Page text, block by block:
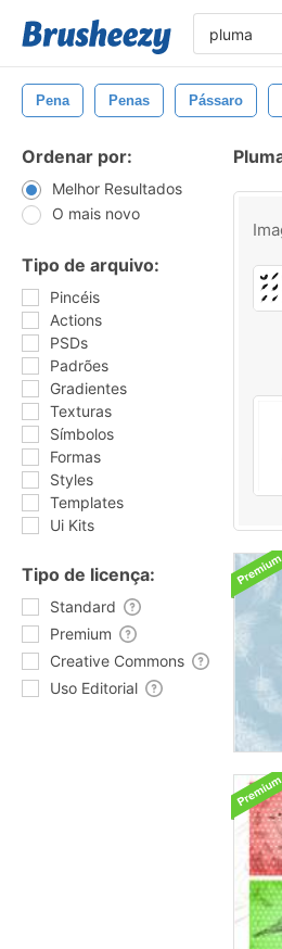
Pena Penas Pássaro
Ordenar por:
Melhor Resultados
O mais novo
Tipo de arquivo:
Pincéis
Actions
PSDs
Padrões
Gradientes
Texturas
Símbolos
Formas
Styles
Templates
Ui Kits
Tipo de licença:
Standard
Premium
Creative Commons
Uso Editorial